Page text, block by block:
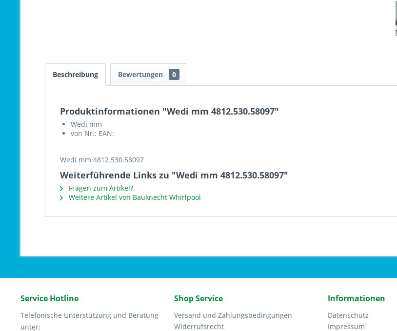
Beschreibung Bewertungen 0
Produktinformationen "Wedi mm 4812.530.58097"
Wedi mm
von Nr.: EAN:
Wedi mm 4812.530.58097
Weiterführende Links zu "Wedi mm 4812.530.58097"
Fragen zum Artikel?
Weitere Artikel von Bauknecht Whirlpool
Service Hotline
Telefonische Unterstützung und Beratung
unter:
Shop Service
Versand und Zahlungsbedingungen
Widerrufsrecht
Informationen
Datenschutz
Impressum